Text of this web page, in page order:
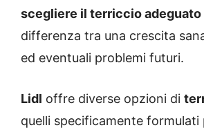
scegliere il terriccio adeguato
differenza tra una crescita
ed eventuali problemi futuri.
Lidl offre diverse opzioni di
quelli specificamente formulati